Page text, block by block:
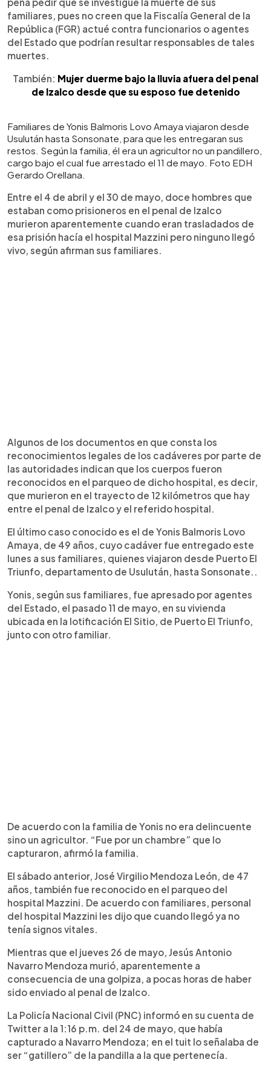
familiares, pues no creen que la Fiscalía General de la
República (FGR) actué contra funcionarios o agentes
del Estado que podrían resultar responsables de tales
muertes.
También: Mujer duerme bajo la lluvia afuera del penal
de Izalco desde que su esposo fue detenido
Familiares de Yonis Balmoris Lovo Amaya viajaron desde
Usulután hasta Sonsonate, para que les entregaran sus
restos. Según la familia, él era un agricultor no un pandillero,
cargo bajo el cual fue arrestado el 11 de mayo. Foto EDH
Gerardo Orellana.
Entre el 4 de abril y el 30 de mayo, doce hombres que
estaban como prisioneros en el penal de Izalco
murieron aparentemente cuando eran trasladados de
esa prisión hacía el hospital Mazzini pero ninguno llegó
vivo, según afirman sus familiares.
Algunos de los documentos en que consta los
reconocimientos legales de los cadáveres por parte de
las autoridades indican que los cuerpos fueron
reconocidos en el parqueo de dicho hospital, es decir,
que murieron en el trayecto de 12 kilómetros que hay
entre el penal de Izalco y el referido hospital.
El último caso conocido es el de Yonis Balmoris Lovo
Amaya, de 49 años, cuyo cadáver fue entregado este
lunes a sus familiares, quienes viajaron desde Puerto El
Triunfo, departamento de Usulután, hasta Sonsonate..
Yonis, según sus familiares, fue apresado por agentes
del Estado, el pasado 11 de mayo, en su vivienda
ubicada en la lotificación El Sitio, de Puerto El Triunfo,
junto con otro familiar.
De acuerdo con la familia de Yonis no era delincuente
sino un agricultor. “Fue por un chambre” que lo
capturaron, afirmó la familia.
El sábado anterior, José Virgilio Mendoza León, de 47
años, también fue reconocido en el parqueo del
hospital Mazzini. De acuerdo con familiares, personal
del hospital Mazzini les dijo que cuando llegó ya no
tenía signos vitales.
Mientras que el jueves 26 de mayo, Jesús Antonio
Navarro Mendoza murió, aparentemente a
consecuencia de una golpiza, a pocas horas de haber
sido enviado al penal de Izalco.
La Policía Nacional Civil (PNC) informó en su cuenta de
Twitter a la 1:16 p.m. del 24 de mayo, que había
capturado a Navarro Mendoza; en el tuit lo señalaba de
ser “gatillero” de la pandilla a la que pertenecía.